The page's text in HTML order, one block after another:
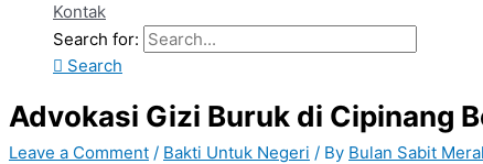
Kontak
Search for:
Search
Advokasi Gizi Buruk di Cipinang
Leave a Comment / Bakti Untuk Negeri / By Bulan Sabit